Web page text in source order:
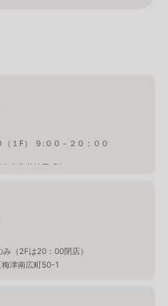
（１F） ９:００－２０：００
秦安井池田町6
（2Fは20：00閉店）
津南広町50-1